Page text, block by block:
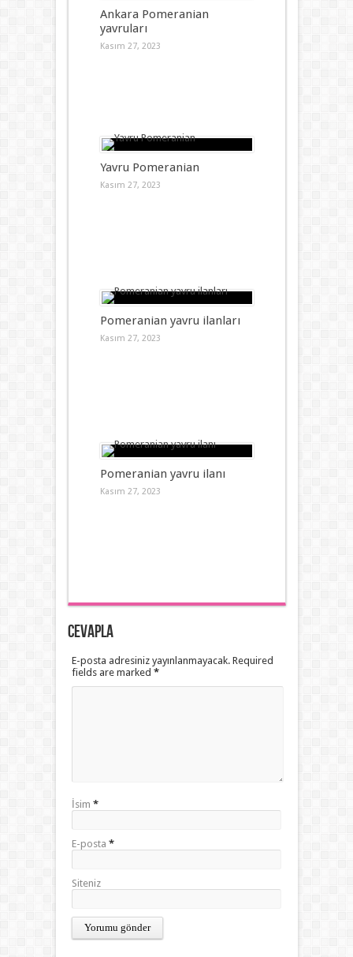
Ankara Pomeranian
yavruları
Kasım 27, 2023
Yavru Pomeranian
Kasım 27, 2023
Pomeranian yavru ilanları
Kasım 27, 2023
Pomeranian yavru ilanı
Kasım 27, 2023
Cevapla
E-posta adresiniz yayınlanmayacak. Required
fields are marked *
İsim *
E-posta *
Siteniz